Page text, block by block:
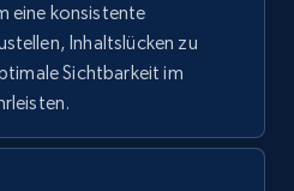
Top reviews, and
Jetzt anfangen
eine konsistente
Inhaltslücken zu
Sichtbarkeit im